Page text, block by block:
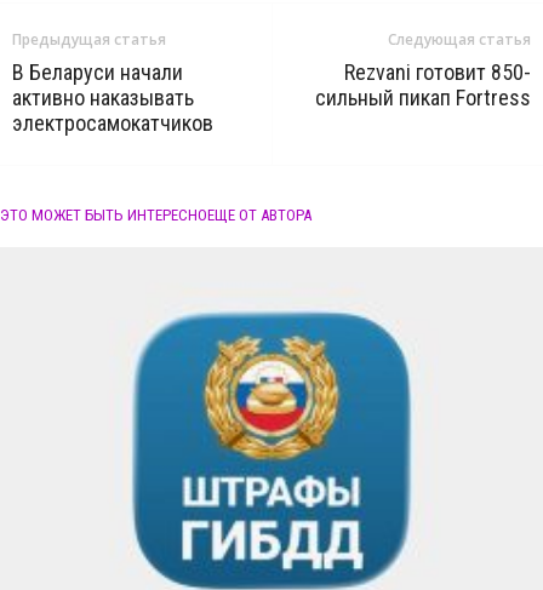
Предыдущая статья
В Беларуси начали
активно наказывать
электросамокатчиков
Следующая статья
Rezvani готовит 850-
сильный пикап Fortress
ЭТО МОЖЕТ БЫТЬ ИНТЕРЕСНОЕЩЕ ОТ АВТОРА